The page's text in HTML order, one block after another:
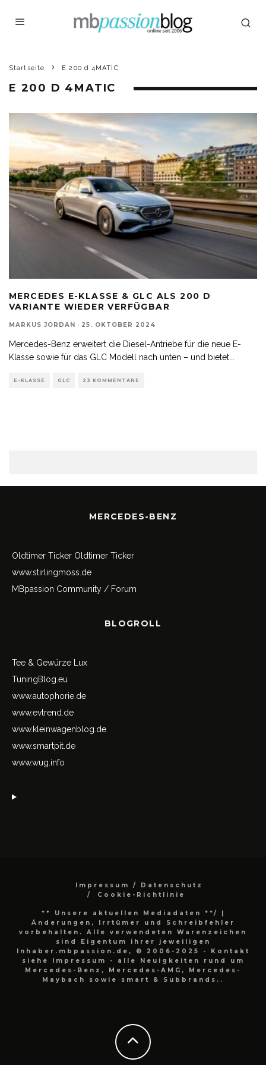
Startseite E 200 d 4MATIC
E 200 D 4MATIC
MERCEDES E-KLASSE & GLC ALS 200 D
VARIANTE WIEDER VERFÜGBAR
MARKUS JORDAN · 25. OKTOBER 2024
Mercedes-Benz erweitert die Diesel-Antriebe für die neue E-
Klasse sowie für das GLC Modell nach unten – und bietet
E-KLASSE GLC 23 KOMMENTARE
MERCEDES-BENZ
Oldtimer Ticker Oldtimer Ticker
www.stirlingmoss.de
MBpassion Community / Forum
BLOGROLL
Tee & Gewürze Lux
TuningBlog.eu
www.autophorie.de
www.evtrend.de
www.kleinwagenblog.de
www.smartpit.de
www.wug.info
Impressum / Datenschutz
Cookie-Richtlinie
** Unsere aktuellen Mediadaten **/
|
Änderungen, Irrtümer und Schreibfehler
vorbehalten. Alle verwendeten Warenzeichen
sind Eigentum ihrer jeweiligen
Inhaber.mbpassion.de, © 2006-2025 - Kontakt
siehe Impressum - alle Neuigkeiten rund um
Mercedes-Benz, Mercedes-AMG, Mercedes-
Maybach sowie smart & Subbrands..